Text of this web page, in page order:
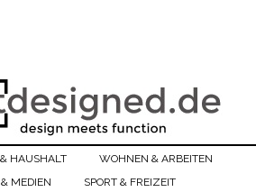
HAUSHALT
WOHNEN & ARBEITEN
MEDIEN
SPORT & FREIZEIT